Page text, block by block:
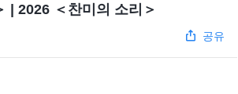
| 2026 ＜찬미의 소리＞
공유